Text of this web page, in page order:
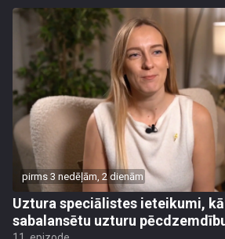
pirms 3 nedēļām, 2 dienām
Uztura speciālistes ieteikumi,
sabalansētu uzturu